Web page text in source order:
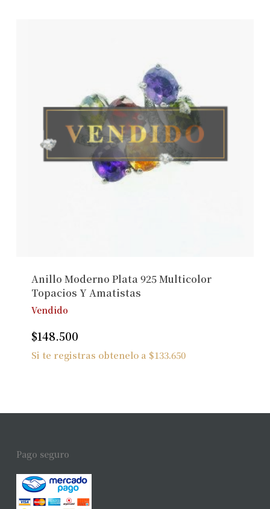
Anillo Moderno Plata 925 Multicolor
Topacios Y Amatistas
Vendido
$148.500
Si te registras obtenelo a $133.650
Pago seguro